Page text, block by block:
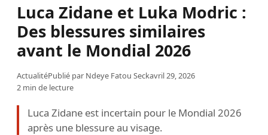
Luca Zidane et Luka Modric :
Des blessures similaires
avant le Mondial 2026
ActualitéPublié par Ndeye Fatou Seckavril 29, 2026
2 min de lecture
Luca Zidane est incertain pour le Mondial 2026
après une blessure au visage.